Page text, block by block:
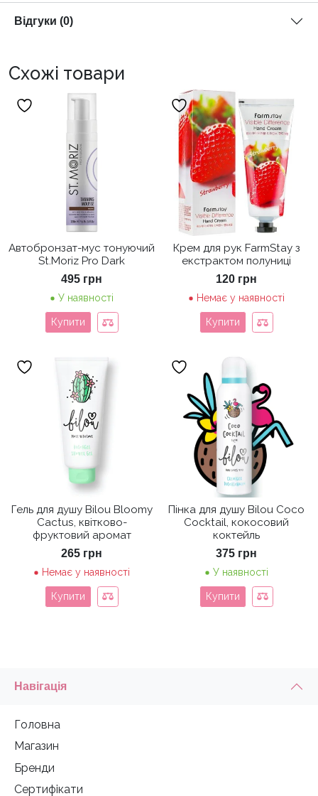
Відгуки (0)
Схожі товари
Автобронзат-мус тонуючий
St.Moriz Pro Dark
495 грн
У наявності
Купити
Крем для рук FarmStay з
екстрактом полуниці
120 грн
Немає у наявності
Купити
Гель для душу Bilou Bloomy
Cactus, квітково-
фруктовий аромат
265 грн
Немає у наявності
Купити
Пінка для душу Bilou Coco
Cocktail, кокосовий
коктейль
375 грн
У наявності
Купити
Навігація
Головна
Магазин
Бренди
Сертифікати